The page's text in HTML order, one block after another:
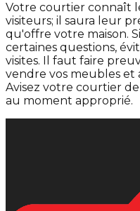
Votre courtier connaît
visiteurs; il saura leur
qu'offre votre maison.
certaines questions,
visites. Il faut faire
vendre vos meubles et
Avisez votre courtier
au moment approprié.